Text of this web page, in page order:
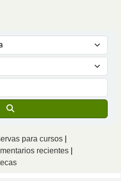
para cursos
recientes